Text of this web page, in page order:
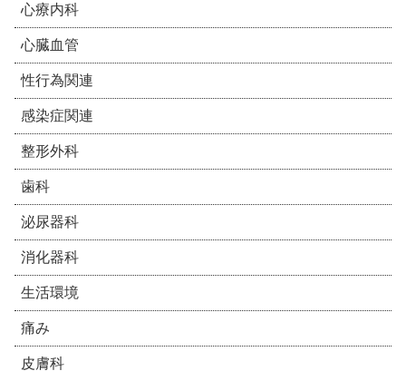
心療内科
心臓血管
性行為関連
感染症関連
整形外科
歯科
泌尿器科
消化器科
生活環境
痛み
皮膚科